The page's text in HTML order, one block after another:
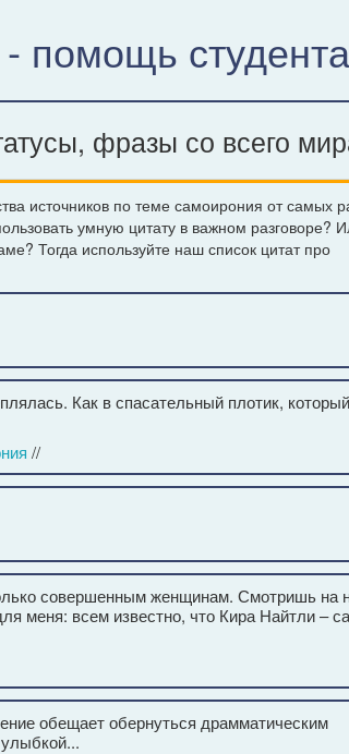
- помощь
фразы со всего
источников по теме самоирония от самых
умную цитату в важном разговоре?
Тогда используйте наш список цитат про
Как в спасательный плотик, который
//
совершенным женщинам. Смотришь на
меня: всем известно, что Кира Найтли –
обещает обернуться драмматическим